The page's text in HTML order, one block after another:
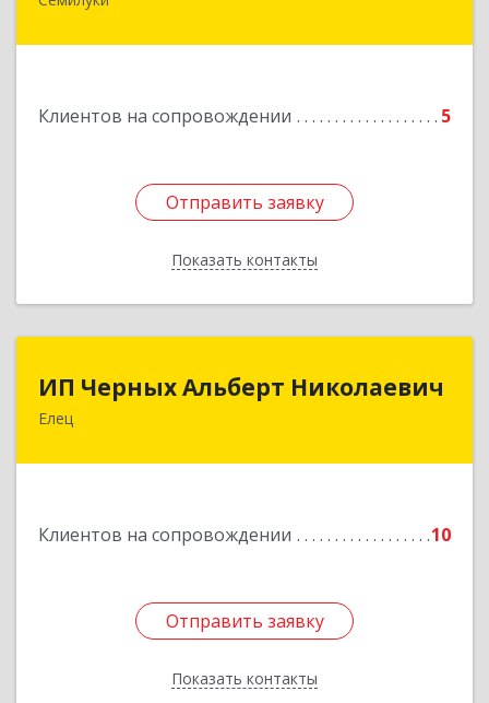
Клиентов на сопровождении 5
Отправить заявку
Показать контакты
Отправить заявку
Назад
ИП Черных Альберт Николаевич
Елец
Клиентов на сопровождении 10
Отправить заявку
Показать контакты
ИП Черных Альберт Николаевич
399771, Липецкая обл, Елец г, Н.Гусевой ул, 56А
Отправить заявку
Назад